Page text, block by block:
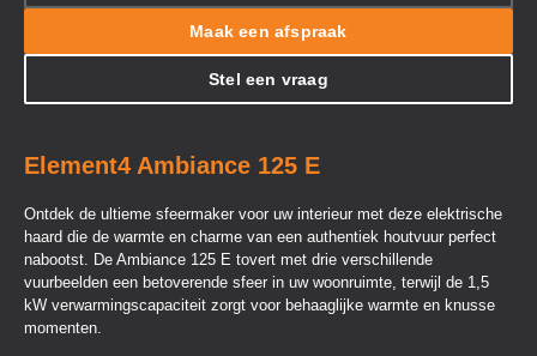
Maak een afspraak
Stel een vraag
Element4 Ambiance 125 E
Ontdek de ultieme sfeermaker voor uw interieur met deze elektrische
haard die de warmte en charme van een authentiek houtvuur perfect
nabootst. De Ambiance 125 E tovert met drie verschillende
vuurbeelden een betoverende sfeer in uw woonruimte, terwijl de 1,5
kW verwarmingscapaciteit zorgt voor behaaglijke warmte en knusse
momenten.